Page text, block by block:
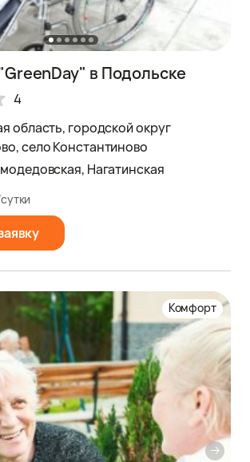
в Подольске
4
область, городской округ
село Константиново
Нагатинская
Комфорт